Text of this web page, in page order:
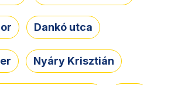
Dankó utca
Nyáry Krisztián